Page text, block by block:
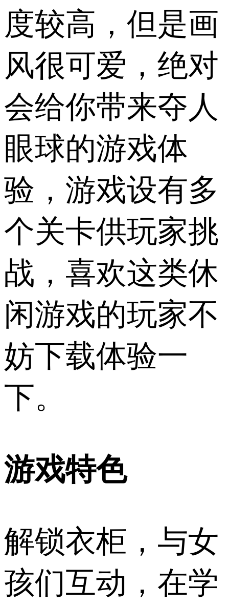
度较高，但是画
风很可爱，绝对
会给你带来夺人
眼球的游戏体
验，游戏设有多
个关卡供玩家挑
战，喜欢这类休
闲游戏的玩家不
妨下载体验一
下。
游戏特色
解锁衣柜，与女
孩们互动，在学